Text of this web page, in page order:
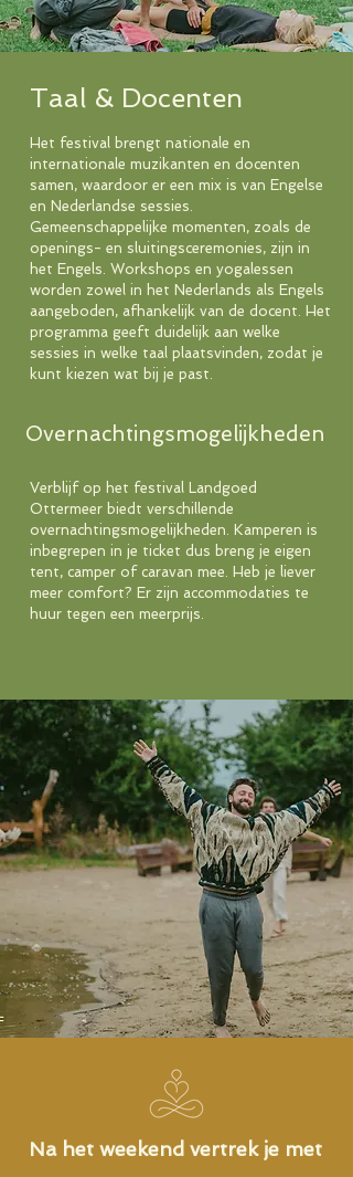
Taal & Docenten
Het festival brengt nationale en
internationale muzikanten en docenten
samen, waardoor er een mix is van Engelse
en Nederlandse sessies.
Gemeenschappelijke momenten, zoals de
openings- en sluitingsceremonies, zijn in
het Engels. Workshops en yogalessen
worden zowel in het Nederlands als Engels
aangeboden, afhankelijk van de docent. Het
programma geeft duidelijk aan welke
sessies in welke taal plaatsvinden, zodat je
kunt kiezen wat bij je past.
Overnachtingsmogelijkheden
Verblijf op het festival Landgoed
Ottermeer biedt verschillende
overnachtingsmogelijkheden. Kamperen is
inbegrepen in je ticket dus breng je eigen
tent, camper of caravan mee. Heb je liever
meer comfort? Er zijn accommodaties te
huur tegen een meerprijs.
Na het weekend vertrek je met